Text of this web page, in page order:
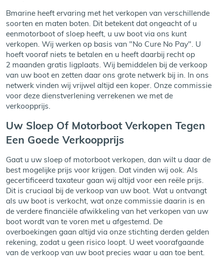
Bmarine heeft ervaring met het verkopen van verschillende
soorten en maten boten. Dit betekent dat ongeacht of u
eenmotorboot of sloep heeft, u uw boot via ons kunt
verkopen. Wij werken op basis van "No Cure No Pay". U
hoeft vooraf niets te betalen en u heeft daarbij recht op
2 maanden gratis ligplaats. Wij bemiddelen bij de verkoop
van uw boot en zetten daar ons grote netwerk bij in. In ons
netwerk vinden wij vrijwel altijd een koper. Onze commissie
voor deze dienstverlening verrekenen we met de
verkoopprijs.
Uw Sloep Of Motorboot Verkopen Tegen
Een Goede Verkoopprijs
Gaat u uw sloep of motorboot verkopen, dan wilt u daar de
best mogelijke prijs voor krijgen. Dat vinden wij ook. Als
gecertificeerd taxateur gaan wij altijd voor een reële prijs.
Dit is cruciaal bij de verkoop van uw boot. Wat u ontvangt
als uw boot is verkocht, wat onze commissie daarin is en
de verdere financiële afwikkeling van het verkopen van uw
boot wordt van te voren met u afgestemd. De
overboekingen gaan altijd via onze stichting derden gelden
rekening, zodat u geen risico loopt. U weet voorafgaande
van de verkoop van uw boot precies waar u aan toe bent.